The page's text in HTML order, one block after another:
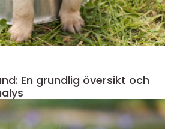
En grundlig översikt och